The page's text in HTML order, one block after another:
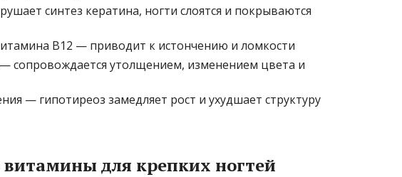
синтез кератина, ногти слоятся и покрываются
B12 — приводит к истончению и ломкости
сопровождается утолщением, изменением цвета и
— гипотиреоз замедляет рост и ухудшает структуру
для крепких ногтей